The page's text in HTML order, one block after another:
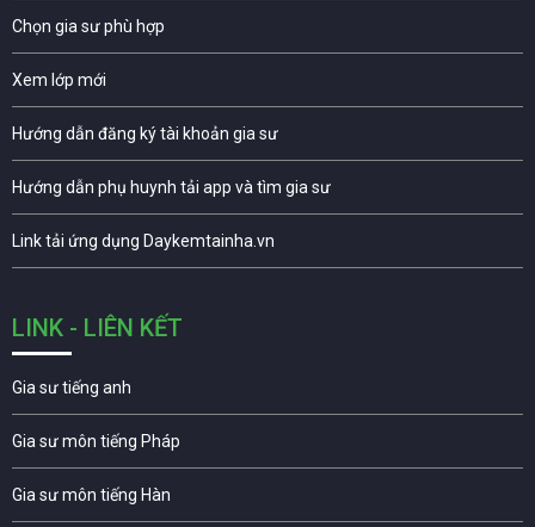
Chọn gia sư phù hợp
Xem lớp mới
Hướng dẫn đăng ký tài khoản gia sư
Hướng dẫn phụ huynh tải app và tìm gia sư
Link tải ứng dụng Daykemtainha.vn
LINK - LIÊN KẾT
Gia sư tiếng anh
Gia sư môn tiếng Pháp
Gia sư môn tiếng Hàn